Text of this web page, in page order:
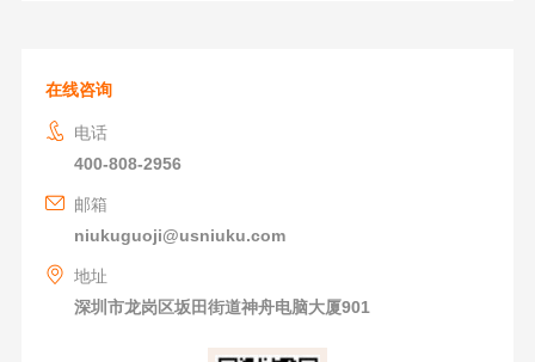
在线咨询
电话
400-808-2956
邮箱
niukuguoji@usniuku.com
地址
深圳市龙岗区坂田街道神舟电脑大厦901